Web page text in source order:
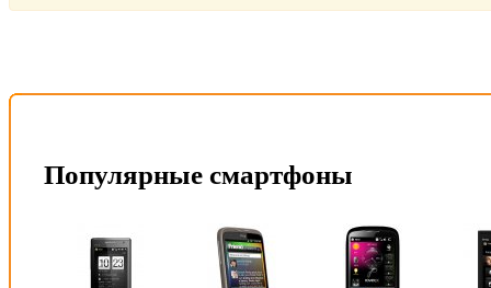
Популярные смартфоны